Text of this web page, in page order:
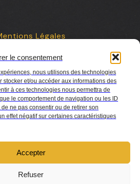
le consentement
nous utilisons des technologies
stocker et/ou accéder aux informations des
à ces technologies nous permettra de
le comportement de navigation ou les ID
ne pas consentir ou de retirer son
effet négatif sur certaines caractéristiques
Accepter
Refuser
Légales